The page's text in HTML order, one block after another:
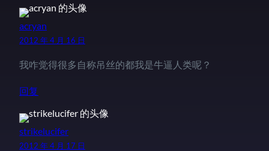
acryan
2012 年 4 月 16 日
我咋觉得很多自称吊丝的都我是牛逼人类呢？
回复
strikelucifer
2012 年 4 月 17 日